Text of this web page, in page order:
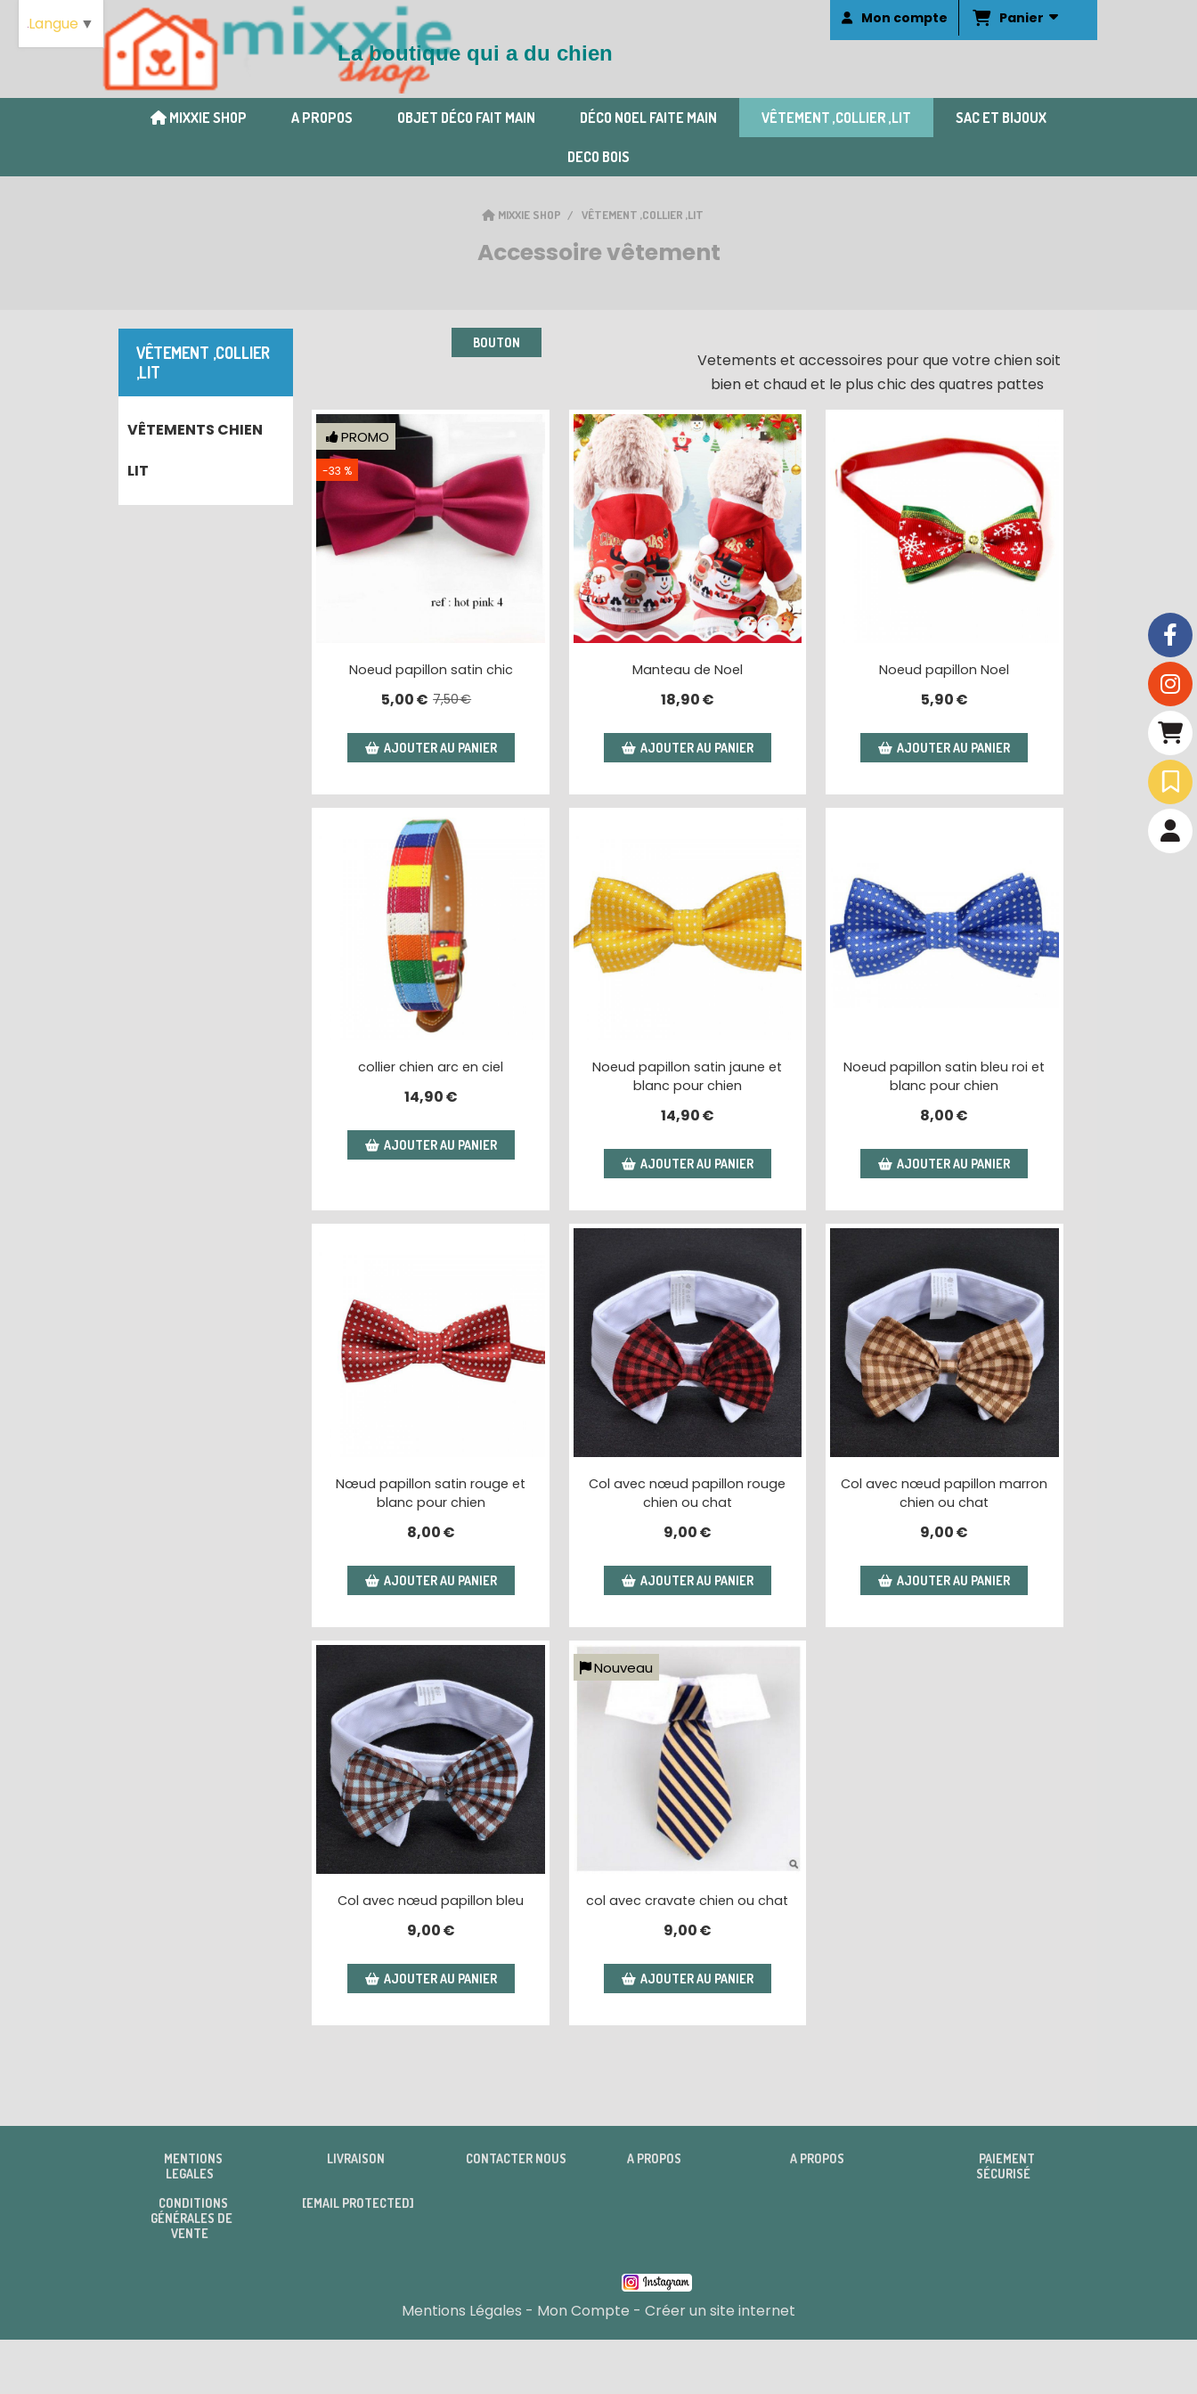
La boutique qui a du chien
Mon compte Panier
MIXXIE SHOP A PROPOS OBJET DÉCO FAIT MAIN DÉCO NOEL FAITE MAIN VÊTEMENT ,COLLIER ,LIT SAC ET BIJOUX
DECO BOIS
VÊTEMENT ,COLLIER
,LIT
VÊTEMENTS CHIEN
LIT
MIXXIE SHOP VÊTEMENT ,COLLIER ,LIT
Accessoire vêtement
BOUTON
Vetements et accessoires pour que votre chien soit
bien et chaud et le plus chic des quatres pattes
PROMO
-33 %
Noeud papillon satin chic
5,00€ 7,50€
AJOUTER AU PANIER
Manteau de Noel
18,90€
AJOUTER AU PANIER
Noeud papillon Noel
5,90€
AJOUTER AU PANIER
collier chien arc en ciel
14,90€
AJOUTER AU PANIER
Noeud papillon satin jaune et
blanc pour chien
14,90€
AJOUTER AU PANIER
Noeud papillon satin bleu roi et
blanc pour chien
8,00€
AJOUTER AU PANIER
Nœud papillon satin rouge et
blanc pour chien
8,00€
AJOUTER AU PANIER
Col avec nœud papillon rouge
chien ou chat
9,00€
AJOUTER AU PANIER
Col avec nœud papillon marron
chien ou chat
9,00€
AJOUTER AU PANIER
Col avec nœud papillon bleu
9,00€
AJOUTER AU PANIER
Nouveau
col avec cravate chien ou chat
9,00€
AJOUTER AU PANIER
MENTIONS
LEGALES
CONDITIONS
GÉNÉRALES DE
VENTE
LIVRAISON
[EMAIL PROTECTED]
CONTACTER NOUS A PROPOS A PROPOS
PAIEMENT
SÉCURISÉ
Mentions Légales Mon Compte Créer un site internet
Langue ▼